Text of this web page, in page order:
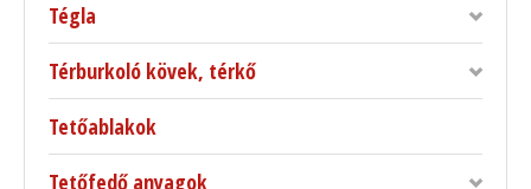
Tégla
Térburkoló kövek, térkő
Tetőablakok
Tetőfedő anyagok